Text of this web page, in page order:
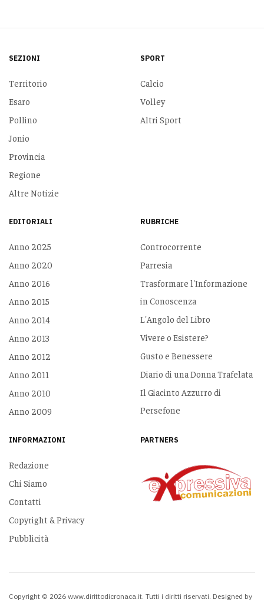
SEZIONI
Territorio
Esaro
Pollino
Jonio
Provincia
Regione
Altre Notizie
SPORT
Calcio
Volley
Altri Sport
EDITORIALI
Anno 2025
Anno 2020
Anno 2016
Anno 2015
Anno 2014
Anno 2013
Anno 2012
Anno 2011
Anno 2010
Anno 2009
RUBRICHE
Controcorrente
Parresia
Trasformare l'Informazione
in Conoscenza
L'Angolo del Libro
Vivere o Esistere?
Gusto e Benessere
Diario di una Donna Trafelata
Il Giacinto Azzurro di
Persefone
INFORMAZIONI
Redazione
Chi Siamo
Contatti
Copyright & Privacy
Pubblicità
PARTNERS
Copyright © 2026 www.dirittodicronaca.it. Tutti i diritti riservati. Designed by